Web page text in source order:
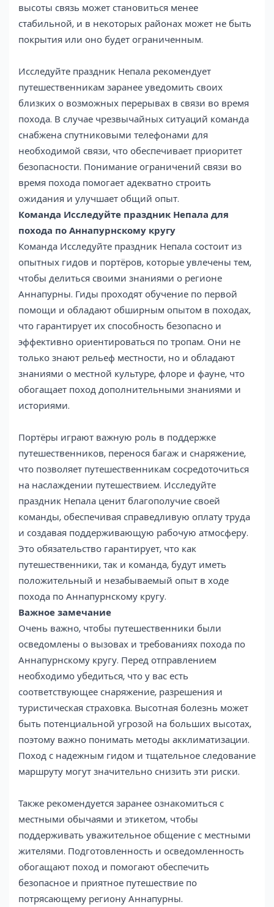
высоты связь может становиться менее
стабильной, и в некоторых районах может не быть
покрытия или оно будет ограниченным.
Исследуйте праздник Непала рекомендует
путешественникам заранее уведомить своих
близких о возможных перерывах в связи во время
похода. В случае чрезвычайных ситуаций команда
снабжена спутниковыми телефонами для
необходимой связи, что обеспечивает приоритет
безопасности. Понимание ограничений связи во
время похода помогает адекватно строить
ожидания и улучшает общий опыт.
Команда Исследуйте праздник Непала для
похода по Аннапурнскому кругу
Команда Исследуйте праздник Непала состоит из
опытных гидов и портёров, которые увлечены тем,
чтобы делиться своими знаниями о регионе
Аннапурны. Гиды проходят обучение по первой
помощи и обладают обширным опытом в походах,
что гарантирует их способность безопасно и
эффективно ориентироваться по тропам. Они не
только знают рельеф местности, но и обладают
знаниями о местной культуре, флоре и фауне, что
обогащает поход дополнительными знаниями и
историями.
Портёры играют важную роль в поддержке
путешественников, перенося багаж и снаряжение,
что позволяет путешественникам сосредоточиться
на наслаждении путешествием. Исследуйте
праздник Непала ценит благополучие своей
команды, обеспечивая справедливую оплату труда
и создавая поддерживающую рабочую атмосферу.
Это обязательство гарантирует, что как
путешественники, так и команда, будут иметь
положительный и незабываемый опыт в ходе
похода по Аннапурнскому кругу.
Важное замечание
Очень важно, чтобы путешественники были
осведомлены о вызовах и требованиях похода по
Аннапурнскому кругу. Перед отправлением
необходимо убедиться, что у вас есть
соответствующее снаряжение, разрешения и
туристическая страховка. Высотная болезнь может
быть потенциальной угрозой на больших высотах,
поэтому важно понимать методы акклиматизации.
Поход с надежным гидом и тщательное следование
маршруту могут значительно снизить эти риски.
Также рекомендуется заранее ознакомиться с
местными обычаями и этикетом, чтобы
поддерживать уважительное общение с местными
жителями. Подготовленность и осведомленность
обогащают поход и помогают обеспечить
безопасное и приятное путешествие по
потрясающему региону Аннапурны.